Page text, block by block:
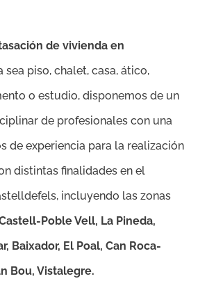
de vivienda en
sea piso, chalet, casa, ático,
o estudio, disponemos de un
de profesionales con una
de experiencia para la realización
distintas finalidades en el
incluyendo las zonas
Poble Vell, La Pineda,
Baixador, El Poal, Can Roca-
Bou, Vistalegre.